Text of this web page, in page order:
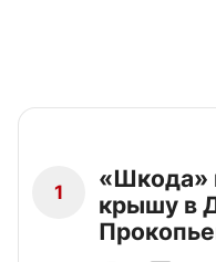
1
«Шкода»
крышу в